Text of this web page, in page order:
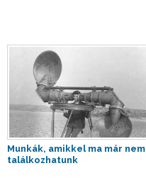
Munkák, amikkel ma már nem
találkozhatunk